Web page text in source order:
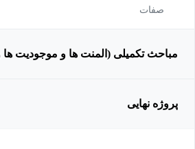
صفات
مباحث تکمیلی (المنت ها و موجودیت ها
پروژه نهایی